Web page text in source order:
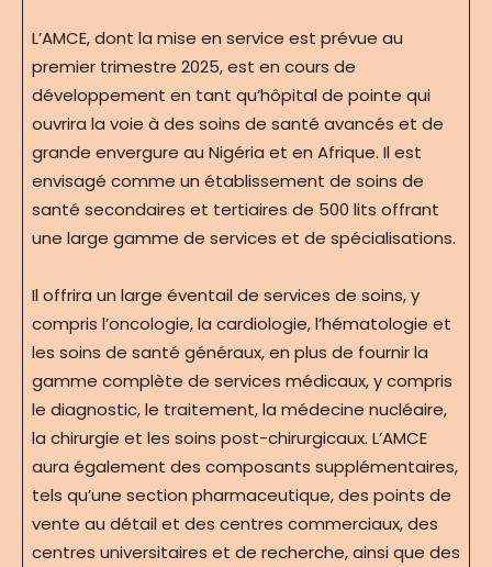
L’AMCE, dont la mise en service est prévue au
premier trimestre 2025, est en cours de
développement en tant qu’hôpital de pointe qui
ouvrira la voie à des soins de santé avancés et de
grande envergure au Nigéria et en Afrique. Il est
envisagé comme un établissement de soins de
santé secondaires et tertiaires de 500 lits offrant
une large gamme de services et de spécialisations.
Il offrira un large éventail de services de soins, y
compris l’oncologie, la cardiologie, l’hématologie et
les soins de santé généraux, en plus de fournir la
gamme complète de services médicaux, y compris
le diagnostic, le traitement, la médecine nucléaire,
la chirurgie et les soins post-chirurgicaux. L’AMCE
aura également des composants supplémentaires,
tels qu’une section pharmaceutique, des points de
vente au détail et des centres commerciaux, des
centres universitaires et de recherche, ainsi que des